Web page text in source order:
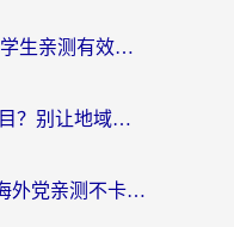
海外如何看CBA直播？留学生亲测有效的体育赛事观看指南
在国外怎么看咪咕视频节目？别让地域限制挡住你的追剧自由
在国外怎么用全民K歌？海外党亲测不卡顿的回国加速秘籍